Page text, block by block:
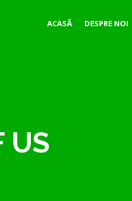
ACASĂ DESPRE NOI
US